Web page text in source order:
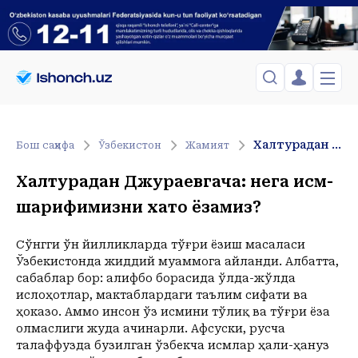
ЎЗБЕКИСТОН
Спорт
Жамият
Иқтисод
ХОРИЖ
Сиёсат
ЎЗГАЧА РАКУРС
МЕҲНАТ ҲУҚУҚИ
ҲОДИСА
ИНТЕРВЬЮ
Telefon raqamingizni kiritng
Менинг саҳифам
Сақланганлар
Chiqish
Toshkent Shahar
Juma, 07-August
C
Hozir
+35C
17:00
+35C
18:00
+34C
19:00
+32C
20:00
+29C
21:00
+28 C
22:00
+26C +24
Бош саҳифа Ўзбекистон Жамият Халтурадан Джураевгача: нега исм-шарифимизни хато ёзамиз?
Халтурадан Джураевгача: нега исм-
шарифимизни хато ёзамиз?
Сўнгги ўн йилликларда тўғри ёзиш масаласи
Ўзбекистонда жиддий муаммога айланди. Албатта,
сабаблар бор: алифбо борасида ўлда-жўлда
ислоҳотлар, мактаблардаги таълим сифати ва
ҳоказо. Аммо инсон ўз исмини тўлиқ ва тўғри ёза
олмаслиги жуда ачинарли. Афсуски, русча
талаффузда бузилган ўзбекча исмлар ҳали-ҳануз